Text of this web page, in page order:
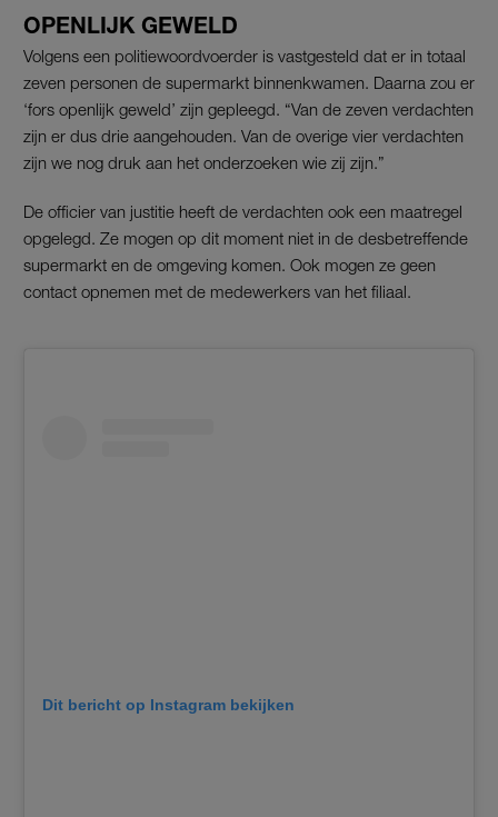
OPENLIJK GEWELD
Volgens een politiewoordvoerder is vastgesteld dat er in totaal
zeven personen de supermarkt binnenkwamen. Daarna zou er
‘fors openlijk geweld’ zijn gepleegd. “Van de zeven verdachten
zijn er dus drie aangehouden. Van de overige vier verdachten
zijn we nog druk aan het onderzoeken wie zij zijn.”
De officier van justitie heeft de verdachten ook een maatregel
opgelegd. Ze mogen op dit moment niet in de desbetreffende
supermarkt en de omgeving komen. Ook mogen ze geen
contact opnemen met de medewerkers van het filiaal.
Dit bericht op Instagram bekijken